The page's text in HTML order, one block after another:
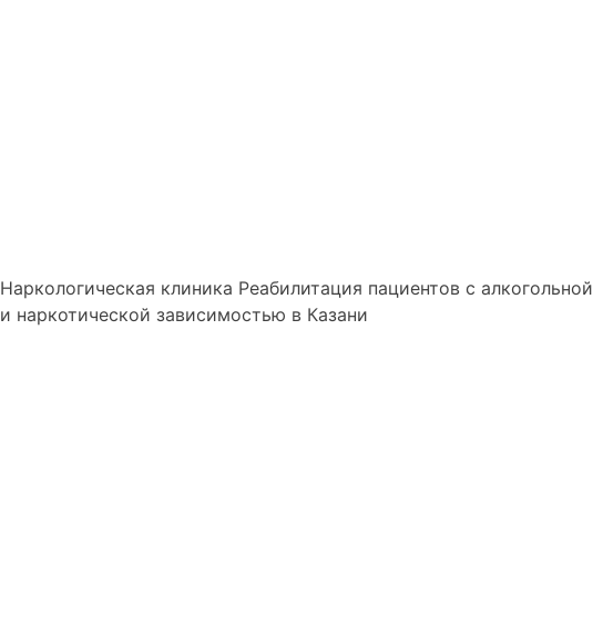
Наркологическая клиника Реабилитация пациентов с алкогольной
и наркотической зависимостью в Казани